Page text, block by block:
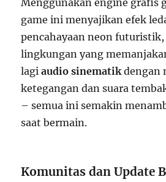
game ini menyajikan efek
pencahayaan neon
lingkungan yang
lagiaudio sinematik dengan
ketegangan dan suara
– semua ini semakin
saat bermain.
Komunitas dan Update